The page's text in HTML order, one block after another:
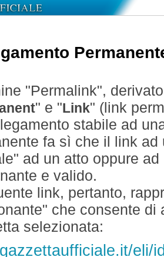
"Permalink",
" e " Link" (link
stabile ad
fa sì che il link
ad un atto oppure
e valido.
link, pertanto,
che consente
selezionata:
eli/